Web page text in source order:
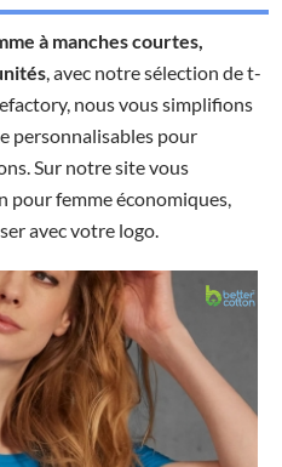
à manches courtes,
, avec notre sélection de t-
nous vous simplifions
personnalisables pour
Sur notre site vous
femme économiques,
avec votre logo.